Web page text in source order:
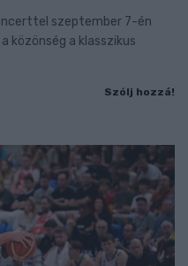
szeptember 7-én
közönség a klasszikus
Szólj hozzá!